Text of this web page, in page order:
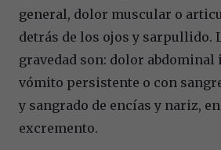
general, dolor muscular o
detrás de los ojos y sarpullido.
gravedad son: dolor abdominal
vómito persistente o con
y sangrado de encías y nariz,
excremento.